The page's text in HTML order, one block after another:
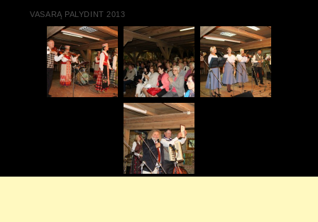
VASARĄ PALYDINT 2013